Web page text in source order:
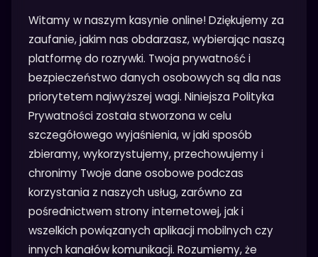
Witamy w naszym kasynie online! Dziękujemy za
zaufanie, jakim nas obdarzasz, wybierając naszą
platformę do rozrywki. Twoja prywatność i
bezpieczeństwo danych osobowych są dla nas
priorytetem najwyższej wagi. Niniejsza Polityka
Prywatności została stworzona w celu
szczegółowego wyjaśnienia, w jaki sposób
zbieramy, wykorzystujemy, przechowujemy i
chronimy Twoje dane osobowe podczas
korzystania z naszych usług, zarówno za
pośrednictwem strony internetowej, jak i
wszelkich powiązanych aplikacji mobilnych czy
innych kanałów komunikacji. Rozumiemy, że